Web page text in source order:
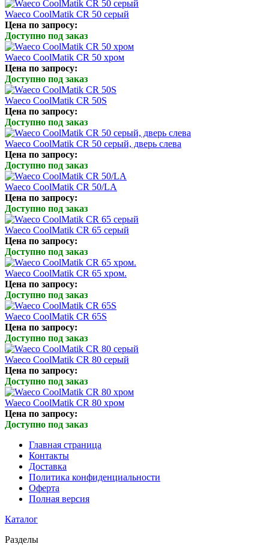
Waeco CoolMatik CR 50 серый
Цена по запросу:
Доступно под заказ
Waeco CoolMatik CR 50 хром
Цена по запросу:
Доступно под заказ
Waeco CoolMatik CR 50S
Цена по запросу:
Доступно под заказ
Waeco CoolMatik CR 50 серый, дверь слева
Цена по запросу:
Доступно под заказ
Waeco CoolMatik CR 50/LA
Цена по запросу:
Доступно под заказ
Waeco CoolMatik CR 65 серый
Цена по запросу:
Доступно под заказ
Waeco CoolMatik CR 65 хром.
Цена по запросу:
Доступно под заказ
Waeco CoolMatik CR 65S
Цена по запросу:
Доступно под заказ
Waeco CoolMatik CR 80 серый
Цена по запросу:
Доступно под заказ
Waeco CoolMatik CR 80 хром
Цена по запросу:
Доступно под заказ
Главная страница
Контакты
Доставка
Политика конфиденциальности
Оферта
Полная версия
Каталог
Разделы